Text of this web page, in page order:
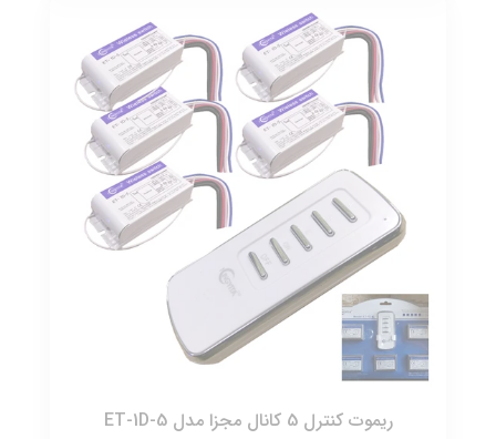
ریموت کنترل 5 کانال مجزا مدل ET-1D-5